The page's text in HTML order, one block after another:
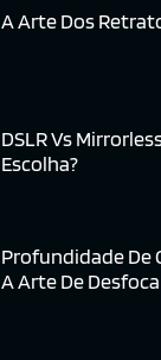
A Arte Dos
DSLR Vs
Escolha?
Profundidade De
A Arte De